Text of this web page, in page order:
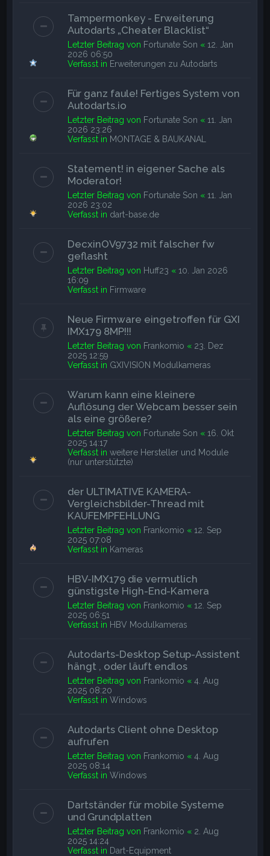
Tampermonkey - Erweiterung
Autodarts „Cheater Blacklist“
Letzter Beitrag von Fortunate Son «12. Jan
2026 06:50
Verfasst in Erweiterungen zu Autodarts
Für ganz faule! Fertiges System von
Autodarts.io
Letzter Beitrag von Fortunate Son «11. Jan
2026 23:26
Verfasst in MONTAGE & BAUKANAL
Statement! in eigener Sache als
Moderator!
Letzter Beitrag von Fortunate Son «11. Jan
2026 23:02
Verfasst in dart-base.de
DecxinOV9732 mit falscher fw
geflasht
Letzter Beitrag von Huff23 «10. Jan 2026
16:09
Verfasst in Firmware
Neue Firmware eingetroffen für GXI
IMX179 8MP!!!
Letzter Beitrag von Frankomio « 23. Dez
2025 12:59
Verfasst in GXIVISION Modulkameras
Warum kann eine kleinere
Auflösung der Webcam besser sein
als eine größere?
Letzter Beitrag von Fortunate Son «16. Okt
2025 14:17
Verfasst inweitere Hersteller und Module
(nur unterstützte)
der ULTIMATIVE KAMERA-
Vergleichsbilder-Thread mit
KAUFEMPFEHLUNG
Letzter Beitrag von Frankomio «12. Sep
2025 07:08
Verfasst in Kameras
HBV-IMX179 die vermutlich
günstigste High-End-Kamera
Letzter Beitrag von Frankomio «12. Sep
2025 06:51
Verfasst in HBV Modulkameras
Autodarts-Desktop Setup-Assistent
hängt , oder läuft endlos
Letzter Beitrag von Frankomio «4. Aug
2025 08:20
Verfasst inWindows
Autodarts Client ohne Desktop
aufrufen
Letzter Beitrag von Frankomio «4. Aug
2025 08:14
Verfasst inWindows
Dartständer für mobile Systeme
und Grundplatten
Letzter Beitrag von Frankomio « 2. Aug
2025 14:24
Verfasst in Dart-Equipment